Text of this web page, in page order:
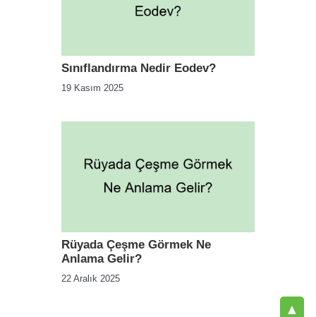
Sınıflandırma Nedir Eodev?
19 Kasım 2025
Rüyada Çeşme Görmek Ne
Anlama Gelir?
22 Aralık 2025
▲